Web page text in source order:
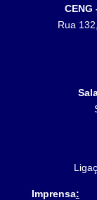
Rua
Imprensa: